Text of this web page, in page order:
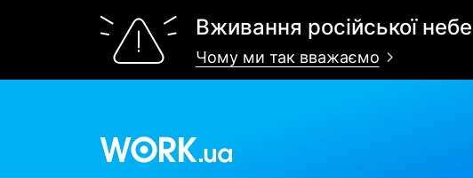
Вживання російської
Чому ми так вважаємо